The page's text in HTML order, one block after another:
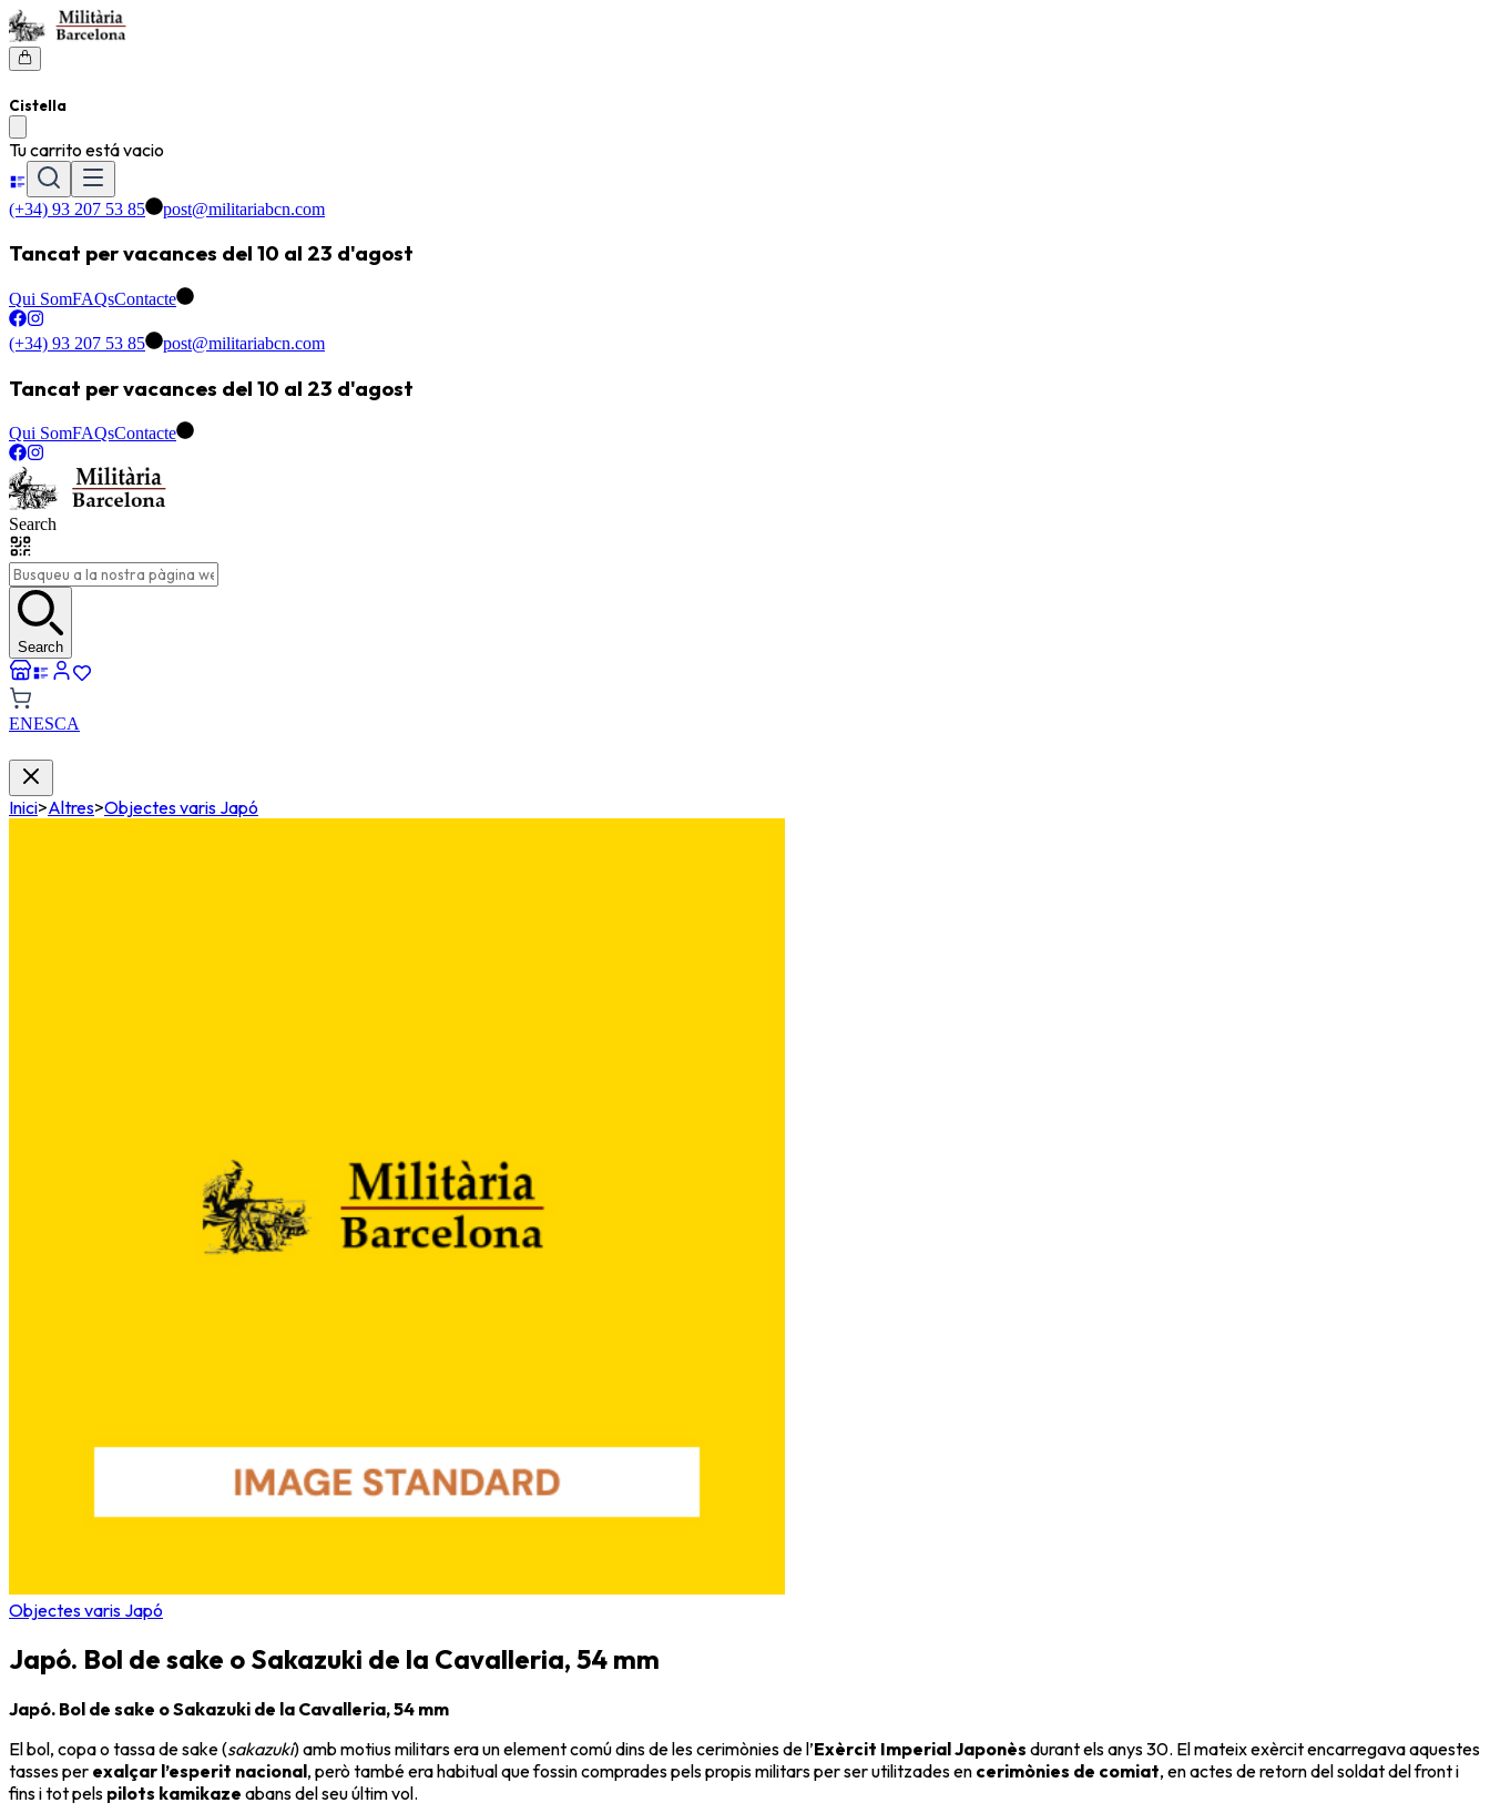
Cistella
Tu carrito está vacio
(+34) 93 207 53 85 post@militariabcn.com
Tancat per vacances del 10 al 23 d'agost
Qui SomFAQsContacte
(+34) 93 207 53 85 post@militariabcn.com
Tancat per vacances del 10 al 23 d'agost
Qui SomFAQsContacte
Search
Search
ENESCA
Inici>Altres>Objectes varis Japó
Objectes varis Japó
Japó. Bol de sake o Sakazuki de la Cavalleria, 54 mm
Japó. Bol de sake o Sakazuki de la Cavalleria, 54 mm
El bol, copa o tassa de sake (sakazuki) amb motius militars era un element comú dins de les cerimònies de l’Exèrcit Imperial Japonès durant els anys 30. El mateix exèrcit encarregava aquestes
tasses per exalçar l’esperit nacional, però també era habitual que fossin comprades pels propis militars per ser utilitzades en cerimònies de comiat, en actes de retorn del soldat del front i
fins i tot pels pilots kamikaze abans del seu últim vol.